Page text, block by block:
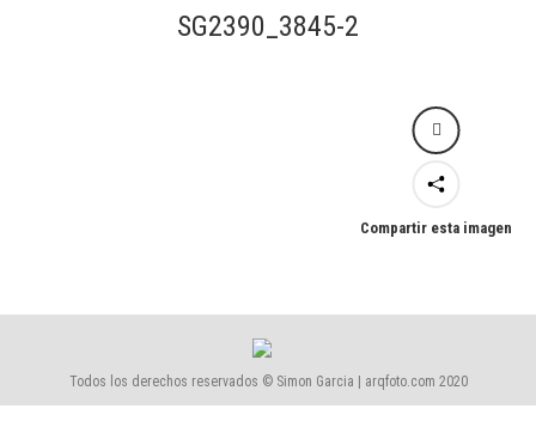
SG2390_3845-2
Compartir esta imagen
Todos los derechos reservados © Simon Garcia | arqfoto.com 2020